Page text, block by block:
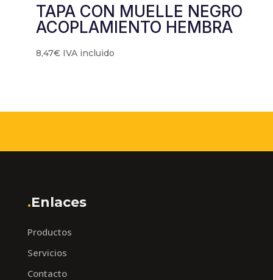
TAPA CON MUELLE NEGRO
ACOPLAMIENTO HEMBRA
8,47€ IVA incluido
.Enlaces
Productos
Servicios
Contacto